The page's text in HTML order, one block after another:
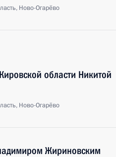
Ново-Огарёво
области Никитой
Ново-Огарёво
Жириновским